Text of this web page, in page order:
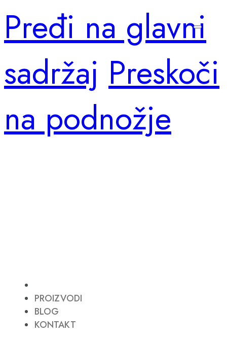
Pređi na glavni
sadržaj Preskoči
na podnožje
PROIZVODI
BLOG
KONTAKT